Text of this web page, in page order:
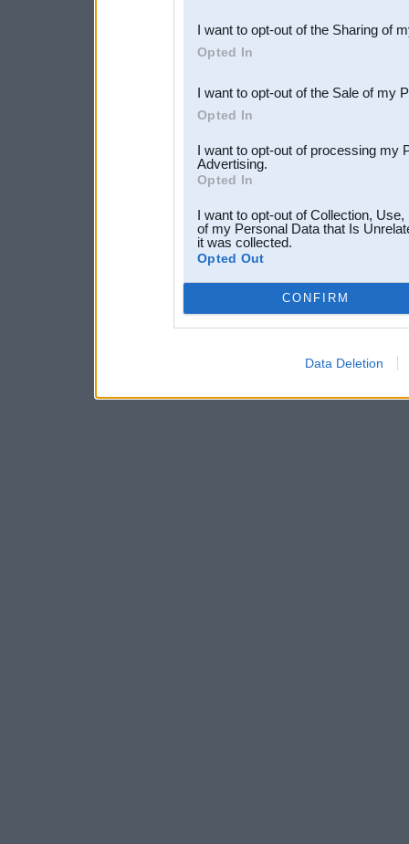
Downstream Participants
third parties.
I want to opt-out of the Sharing of
Opted In
I want to opt-out of the Sale of my
Opted In
I want to opt-out of processing my
Advertising.
Opted In
I want to opt-out of Collection,
of my Personal Data that Is
it was collected.
Opted Out
CONFIRM
Data Deletion